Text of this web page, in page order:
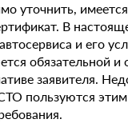
уточнить,
В
и его
обязательной и
заявителя.
пользуются